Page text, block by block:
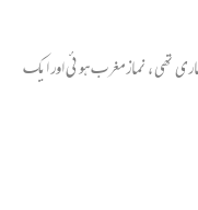
تھی ، نماز مغرب ہوئی اور ایک